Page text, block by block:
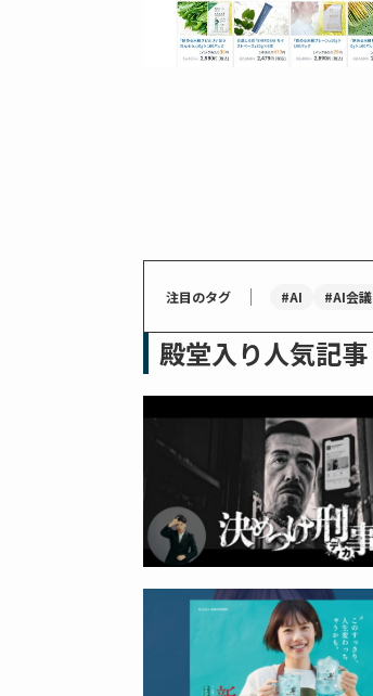
注目のタグ ｜ #AI #AI会議
殿堂入り人気記事